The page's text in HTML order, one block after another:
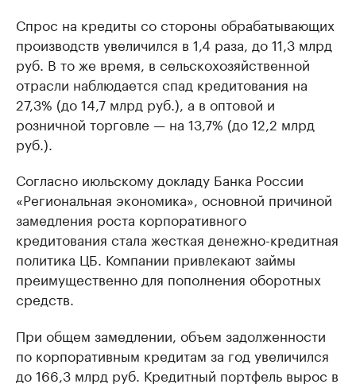
Спрос на кредиты со стороны обрабатывающих
производств увеличился в 1,4 раза, до 11,3 млрд
руб. В то же время, в сельскохозяйственной
отрасли наблюдается спад кредитования на
27,3% (до 14,7 млрд руб.), а в оптовой и
розничной торговле — на 13,7% (до 12,2 млрд
руб.).
Согласно июльскому докладу Банка России
«Региональная экономика», основной причиной
замедления роста корпоративного
кредитования стала жесткая денежно-кредитная
политика ЦБ. Компании привлекают займы
преимущественно для пополнения оборотных
средств.
При общем замедлении, объем задолженности
по корпоративным кредитам за год увеличился
до 166,3 млрд руб. Кредитный портфель вырос в